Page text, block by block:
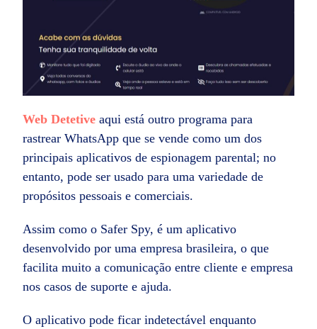
Web Detetive aqui está outro programa para
rastrear WhatsApp que se vende como um dos
principais aplicativos de espionagem parental; no
entanto, pode ser usado para uma variedade de
propósitos pessoais e comerciais.
Assim como o Safer Spy, é um aplicativo
desenvolvido por uma empresa brasileira, o que
facilita muito a comunicação entre cliente e empresa
nos casos de suporte e ajuda.
O aplicativo pode ficar indetectável enquanto